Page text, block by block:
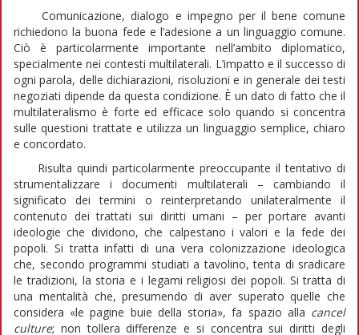
Comunicazione, dialogo e impegno per il bene comune
richiedono la buona fede e l’adesione a un linguaggio comune.
Ciò è particolarmente importante nell’ambito diplomatico,
specialmente nei contesti multilaterali. L’impatto e il successo di
ogni parola, delle dichiarazioni, risoluzioni e in generale dei testi
negoziati dipende da questa condizione. È un dato di fatto che il
multilateralismo è forte ed efficace solo quando si concentra
sulle questioni trattate e utilizza un linguaggio semplice, chiaro
e concordato.
Risulta quindi particolarmente preoccupante il tentativo di
strumentalizzare i documenti multilaterali – cambiando il
significato dei termini o reinterpretando unilateralmente il
contenuto dei trattati sui diritti umani – per portare avanti
ideologie che dividono, che calpestano i valori e la fede dei
popoli. Si tratta infatti di una vera colonizzazione ideologica
che, secondo programmi studiati a tavolino, tenta di sradicare
le tradizioni, la storia e i legami religiosi dei popoli. Si tratta di
una mentalità che, presumendo di aver superato quelle che
considera «le pagine buie della storia», fa spazio alla cancel
culture; non tollera differenze e si concentra sui diritti degli